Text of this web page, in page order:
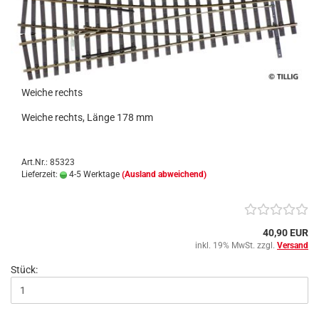
Weiche rechts
Weiche rechts, Länge 178 mm
Art.Nr.: 85323
Lieferzeit:
4-5 Werktage (Ausland abweichend)
40,90 EUR
inkl. 19% MwSt. zzgl. Versand
Stück: